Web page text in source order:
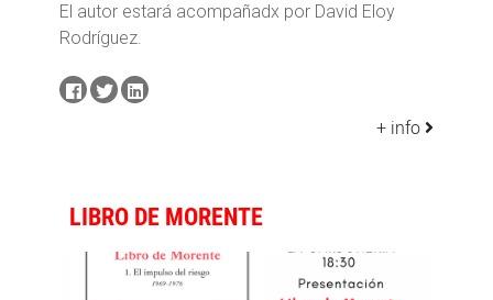
El autor estará acompañadx por David Eloy
Rodríguez.
+ info
LIBRO DE MORENTE